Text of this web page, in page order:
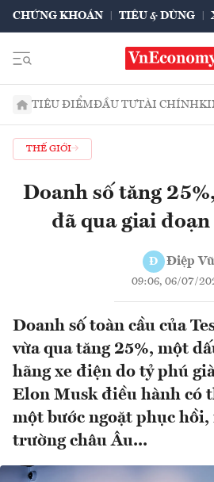
CHỨNG KHOÁN TIÊU & DÙNG
TIÊU ĐIỂMĐẦU TƯTÀI CHÍNH
THẾ GIỚI
Doanh số tăng
đã qua giai
Đ Điệp Vũ
09:06, 06/07/
Doanh số toàn cầu của
vừa qua tăng 25%, một
hãng xe điện do tỷ phú
Elon Musk điều hành có
một bước ngoặt phục
trường châu Âu...